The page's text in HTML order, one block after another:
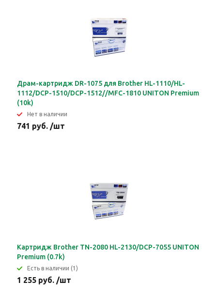
Драм-картридж DR-1075 для Brother HL-1110/HL-
1112/DCP-1510/DCP-1512//MFC-1810 UNITON Premium
(10k)
Нет в наличии
741 руб. /шт
Картридж Brother TN-2080 HL-2130/DCP-7055 UNITON
Premium (0.7k)
Eсть в наличии (1)
1 255 руб. /шт